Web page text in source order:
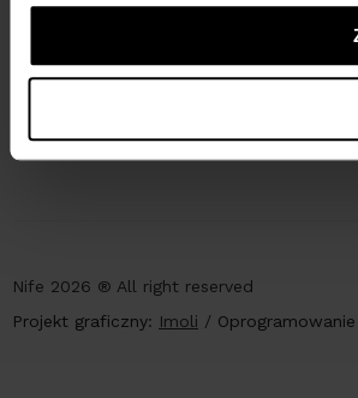
PŁATNOŚCI
Nife 2026 ® All right reserved
Projekt graficzny: Imoli /